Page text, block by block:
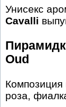
Унисекс
Cavalli
Oud
Композиция
роза,